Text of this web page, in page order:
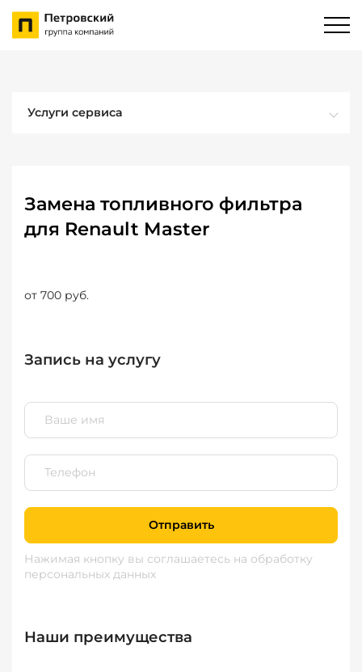
Услуги сервиса
Замена топливного фильтра
для Renault Master
от 700 руб.
Запись на услугу
Отправить
Нажимая кнопку вы соглашаетесь на обработку
персональных данных
Наши преимущества